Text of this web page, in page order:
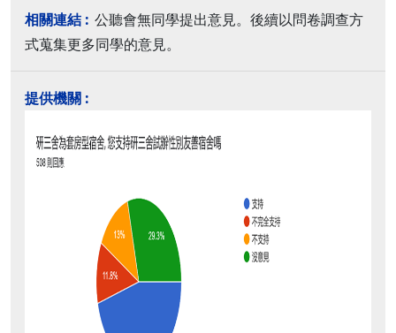
公聽會無同學提出意見。後續以問卷調查方
式蒐集更多同學的意見。